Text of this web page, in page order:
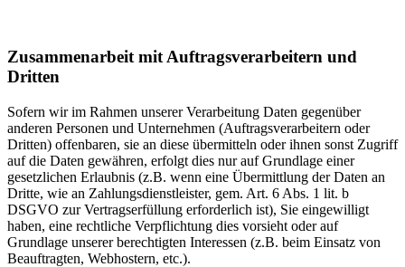
Zusammenarbeit mit Auftragsverarbeitern und
Dritten
Sofern wir im Rahmen unserer Verarbeitung Daten gegenüber
anderen Personen und Unternehmen (Auftragsverarbeitern oder
Dritten) offenbaren, sie an diese übermitteln oder ihnen sonst Zugriff
auf die Daten gewähren, erfolgt dies nur auf Grundlage einer
gesetzlichen Erlaubnis (z.B. wenn eine Übermittlung der Daten an
Dritte, wie an Zahlungsdienstleister, gem. Art. 6 Abs. 1 lit. b
DSGVO zur Vertragserfüllung erforderlich ist), Sie eingewilligt
haben, eine rechtliche Verpflichtung dies vorsieht oder auf
Grundlage unserer berechtigten Interessen (z.B. beim Einsatz von
Beauftragten, Webhostern, etc.).